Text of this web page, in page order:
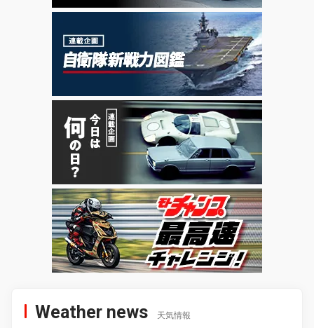
Weather news 天気情報